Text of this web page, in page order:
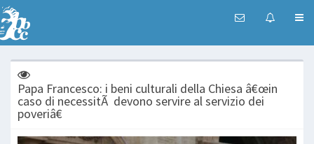
Papa Francesco: i beni culturali della Chiesa â€œin
caso di necessitÃ devono servire al servizio dei
poveriâ€